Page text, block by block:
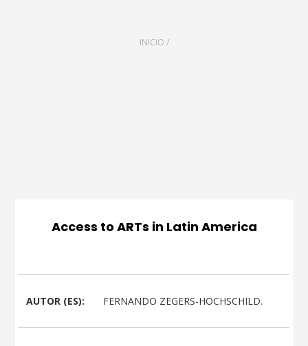
INICIO /
Access to ARTs in Latin America
AUTOR (ES): FERNANDO ZEGERS-HOCHSCHILD.